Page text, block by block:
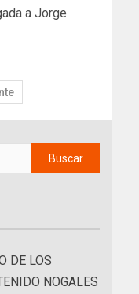
a Jorge
DE LOS
NOGALES